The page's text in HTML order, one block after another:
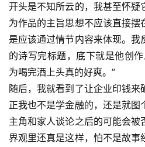
开头是不知所云的，我甚至怀疑
为作品的主旨思想不应该直接
是应该通过情节内容来体现。我
的诗写完标题，底下就是他创
为喝完酒上头真的好爽。”
随后，我就看到了让企业印钱来
正我也不是学金融的，还是就图
主角和家人谈论之后的可能会
界观里还真是这样，怕不是故事